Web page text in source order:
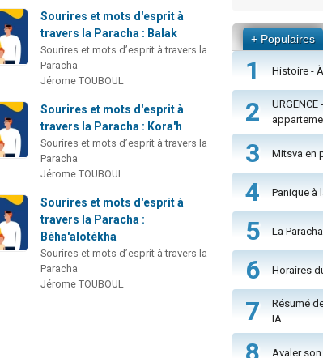
Sourires et mots d'esprit à
travers la Paracha : Balak
Sourires et mots d’esprit à travers la
Paracha
Jérome TOUBOUL
Sourires et mots d'esprit à
travers la Paracha : Kora'h
Sourires et mots d’esprit à travers la
Paracha
Jérome TOUBOUL
Sourires et mots d'esprit à
travers la Paracha :
Béha'alotékha
Sourires et mots d’esprit à travers la
Paracha
Jérome TOUBOUL
+ Populaires
1 Histoire -
2
3 Mitsva en
4 Panique à
5 La
6 Horaires
7
Résumé
IA
Avaler